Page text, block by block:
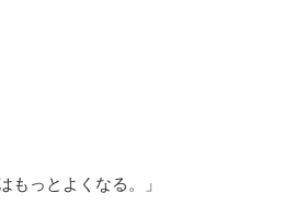
もっとよくなる。」